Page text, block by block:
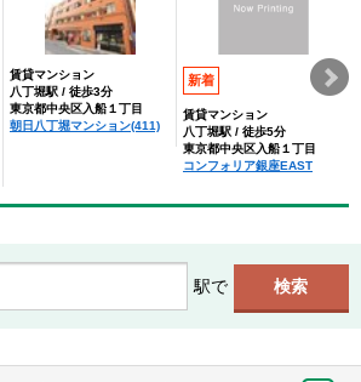
賃貸マンション
八丁堀駅 / 徒歩3分
東京都中央区入船１丁目
朝日八丁堀マンション(411)
新着
賃貸マンション
八丁堀駅 / 徒歩5分
東京都中央区入船１丁目
コンフォリア銀座EAST
駅で